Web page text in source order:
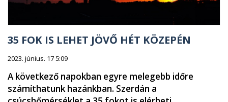
35 FOK IS LEHET JÖVŐ HÉT KÖZEPÉN
2023. június. 17 5:09
A következő napokban egyre melegebb időre
számíthatunk hazánkban. Szerdán a